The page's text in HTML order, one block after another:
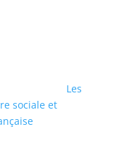
Les
sociale et